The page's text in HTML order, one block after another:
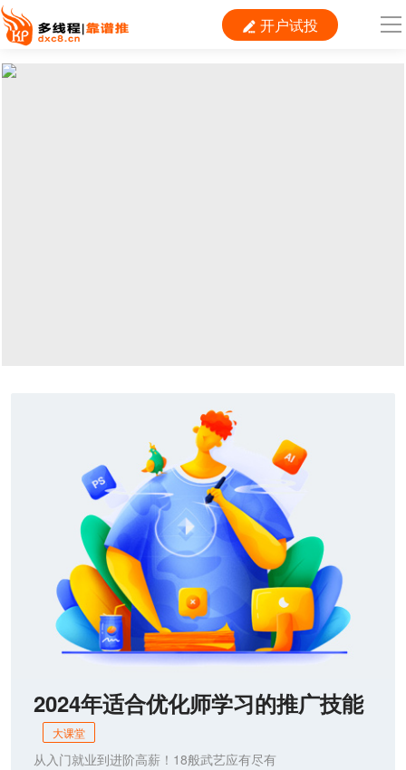
 开户试投
导
联系我们
2024年适合优化师学习的推广技能
大课堂
从入门就业到进阶高薪！18般武艺应有尽有